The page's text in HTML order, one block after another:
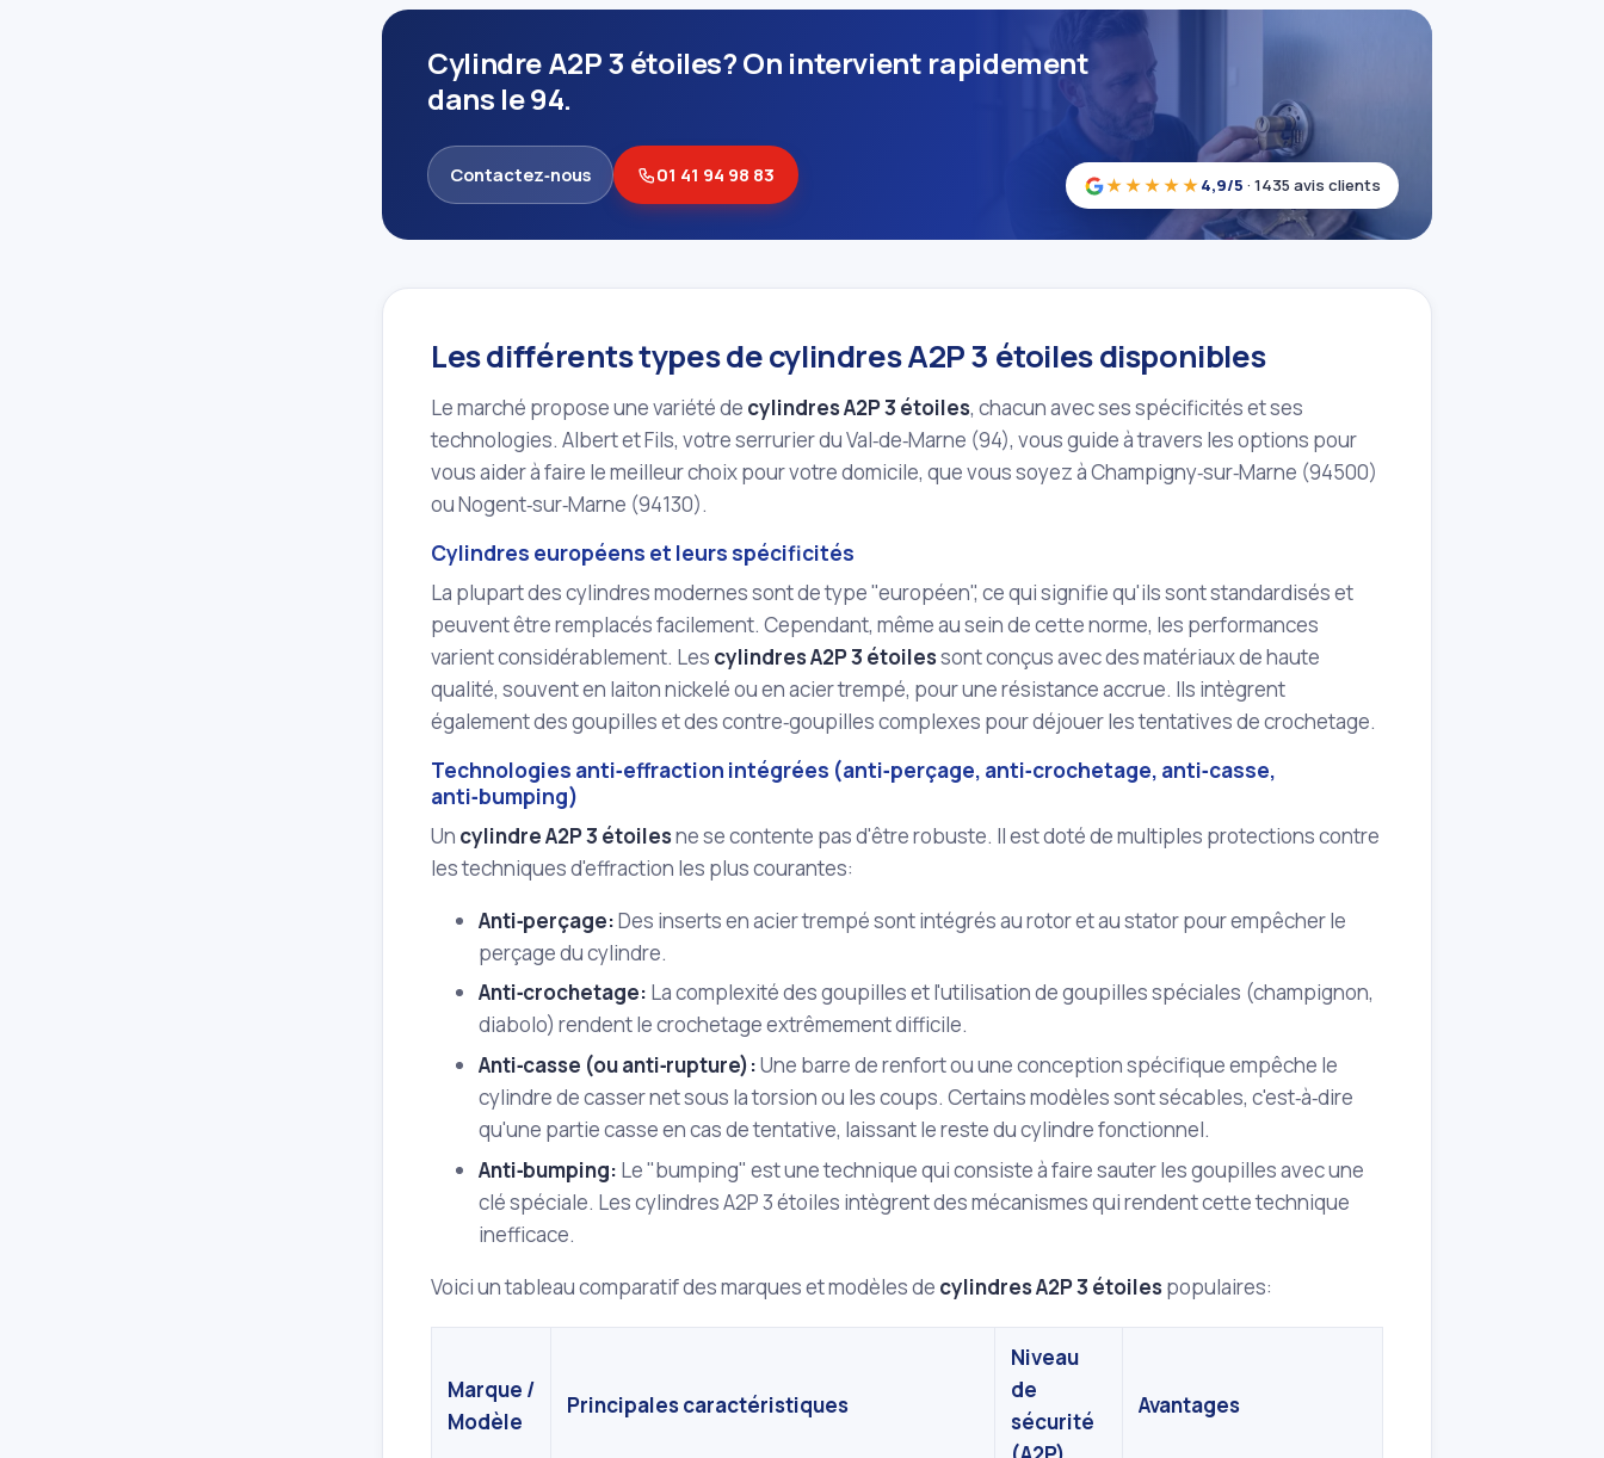
★★★★★4,9/5 · 1435 avis clients
Cylindre A2P 3 étoiles? On intervient rapidement
dans le 94.
Contactez‑nous 01 41 94 98 83
Les différents types de cylindres A2P 3 étoiles disponibles
Le marché propose une variété de cylindres A2P 3 étoiles, chacun avec ses spécificités et ses
technologies. Albert et Fils, votre serrurier du Val‑de‑Marne (94), vous guide à travers les options pour
vous aider à faire le meilleur choix pour votre domicile, que vous soyez à Champigny‑sur‑Marne (94500)
ou Nogent‑sur‑Marne (94130).
Cylindres européens et leurs spécificités
La plupart des cylindres modernes sont de type "européen", ce qui signifie qu'ils sont standardisés et
peuvent être remplacés facilement. Cependant, même au sein de cette norme, les performances
varient considérablement. Les cylindres A2P 3 étoilessont conçus avec des matériaux de haute
qualité, souvent en laiton nickelé ou en acier trempé, pour une résistance accrue. Ils intègrent
également des goupilles et des contre‑goupilles complexes pour déjouer les tentatives de crochetage.
Technologies anti‑effraction intégrées (anti‑perçage, anti‑crochetage, anti‑casse,
anti‑bumping)
Un cylindre A2P 3 étoilesne se contente pas d'être robuste. Il est doté de multiples protections contre
les techniques d'effraction les plus courantes:
Anti‑perçage:Des inserts en acier trempé sont intégrés au rotor et au stator pour empêcher le
perçage du cylindre.
Anti‑crochetage: La complexité des goupilles et l'utilisation de goupilles spéciales (champignon,
diabolo) rendent le crochetage extrêmement difficile.
Anti‑casse (ou anti‑rupture):Une barre de renfort ou une conception spécifique empêche le
cylindre de casser net sous la torsion ou les coups. Certains modèles sont sécables, c'est‑à‑dire
qu'une partie casse en cas de tentative, laissant le reste du cylindre fonctionnel.
Anti‑bumping: Le "bumping" est une technique qui consiste à faire sauter les goupilles avec une
clé spéciale. Les cylindres A2P 3 étoiles intègrent des mécanismes qui rendent cette technique
inefficace.
Voici un tableau comparatif des marques et modèles de cylindres A2P 3 étoiles populaires:
Marque /
Modèle
Principales caractéristiques
Niveau
de
sécurité
Avantages